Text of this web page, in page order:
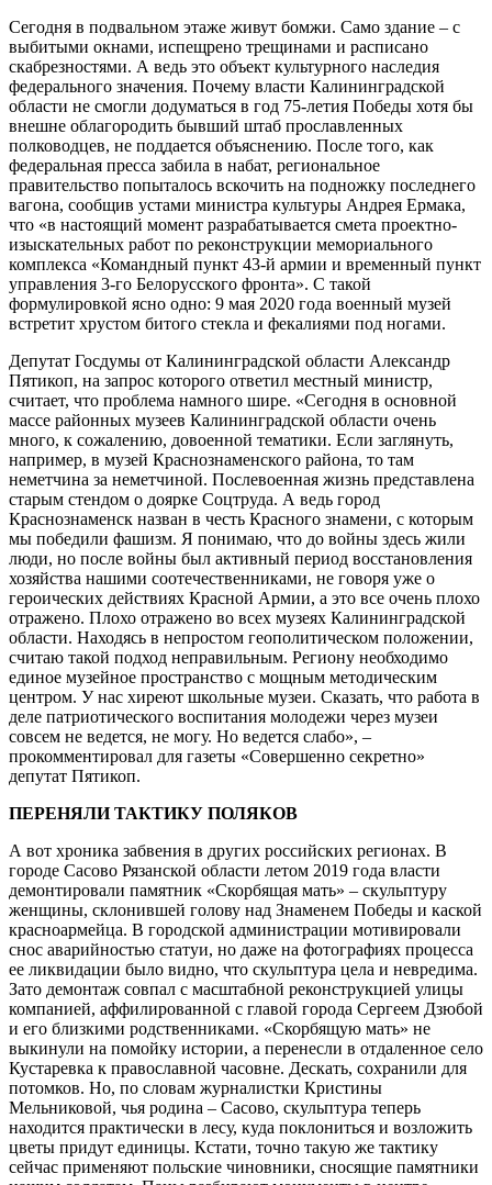
Сегодня в подвальном этаже живут бомжи. Само здание – с
выбитыми окнами, испещрено трещинами и расписано
скабрезностями. А ведь это объект культурного наследия
федерального значения. Почему власти Калининградской
области не смогли додуматься в год 75-летия Победы хотя бы
внешне облагородить бывший штаб прославленных
полководцев, не поддается объяснению. После того, как
федеральная пресса забила в набат, региональное
правительство попыталось вскочить на подножку последнего
вагона, сообщив устами министра культуры Андрея Ермака,
что «в настоящий момент разрабатывается смета проектно-
изыскательных работ по реконструкции мемориального
комплекса «Командный пункт 43-й армии и временный пункт
управления 3-го Белорусского фронта». С такой
формулировкой ясно одно: 9 мая 2020 года военный музей
встретит хрустом битого стекла и фекалиями под ногами.
Депутат Госдумы от Калининградской области Александр
Пятикоп, на запрос которого ответил местный министр,
считает, что проблема намного шире. «Сегодня в основной
массе районных музеев Калининградской области очень
много, к сожалению, довоенной тематики. Если заглянуть,
например, в музей Краснознаменского района, то там
неметчина за неметчиной. Послевоенная жизнь представлена
старым стендом о доярке Соцтруда. А ведь город
Краснознаменск назван в честь Красного знамени, с которым
мы победили фашизм. Я понимаю, что до войны здесь жили
люди, но после войны был активный период восстановления
хозяйства нашими соотечественниками, не говоря уже о
героических действиях Красной Армии, а это все очень плохо
отражено. Плохо отражено во всех музеях Калининградской
области. Находясь в непростом геополитическом положении,
считаю такой подход неправильным. Региону необходимо
единое музейное пространство с мощным методическим
центром. У нас хиреют школьные музеи. Сказать, что работа в
деле патриотического воспитания молодежи через музеи
совсем не ведется, не могу. Но ведется слабо», –
прокомментировал для газеты «Совершенно секретно»
депутат Пятикоп.
ПЕРЕНЯЛИ ТАКТИКУ ПОЛЯКОВ
А вот хроника забвения в других российских регионах. В
городе Сасово Рязанской области летом 2019 года власти
демонтировали памятник «Скорбящая мать» – скульптуру
женщины, склонившей голову над Знаменем Победы и каской
красноармейца. В городской администрации мотивировали
снос аварийностью статуи, но даже на фотографиях процесса
ее ликвидации было видно, что скульптура цела и невредима.
Зато демонтаж совпал с масштабной реконструкцией улицы
компанией, аффилированной с главой города Сергеем Дзюбой
и его близкими родственниками. «Скорбящую мать» не
выкинули на помойку истории, а перенесли в отдаленное село
Кустаревка к православной часовне. Дескать, сохранили для
потомков. Но, по словам журналистки Кристины
Мельниковой, чья родина – Сасово, скульптура теперь
находится практически в лесу, куда поклониться и возложить
цветы придут единицы. Кстати, точно такую же тактику
сейчас применяют польские чиновники, сносящие памятники